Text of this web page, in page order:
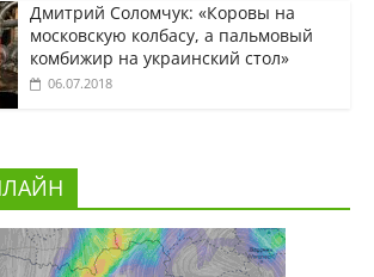
Дмитрий Соломчук: «Коровы на
московскую колбасу, а пальмовый
комбижир на украинский стол»
06.07.2018